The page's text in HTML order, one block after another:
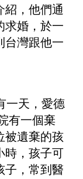
紹，他們通
求婚，於一
台灣跟他一
天，愛德
有一個棄
被遺棄的孩
時，孩子可
子，常到醫